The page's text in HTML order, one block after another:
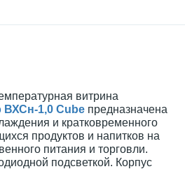
витрина
1,0 Cube предназначена
и кратковременного
продуктов и напитков на
питания и торговли.
подсветкой. Корпус